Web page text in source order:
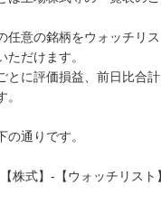
任意の銘柄をウォッチリ
ただけます。
とに評価損益、前日比合
の通りです。
株式】-【ウォッチリスト